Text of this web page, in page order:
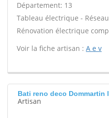
Département: 13
Tableau électrique -
Rénovation électrique
Voir la fiche artisan : A e v
Bati reno deco Dommartin
Artisan